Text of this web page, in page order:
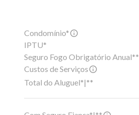
Condomínio*
IPTU*
Seguro Fogo Obrigatório Anual**
Custos de Serviços
Total do Aluguel*|**